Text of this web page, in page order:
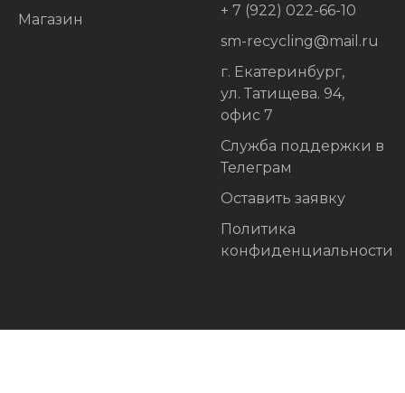
Магазин
+ 7 (922) 022-66-10
sm-recycling@mail.ru
г. Екатеринбург,
ул. Татищева. 94,
офис 7
Служба поддержки в
Телеграм
Оставить заявку
Политика
конфиденциальности